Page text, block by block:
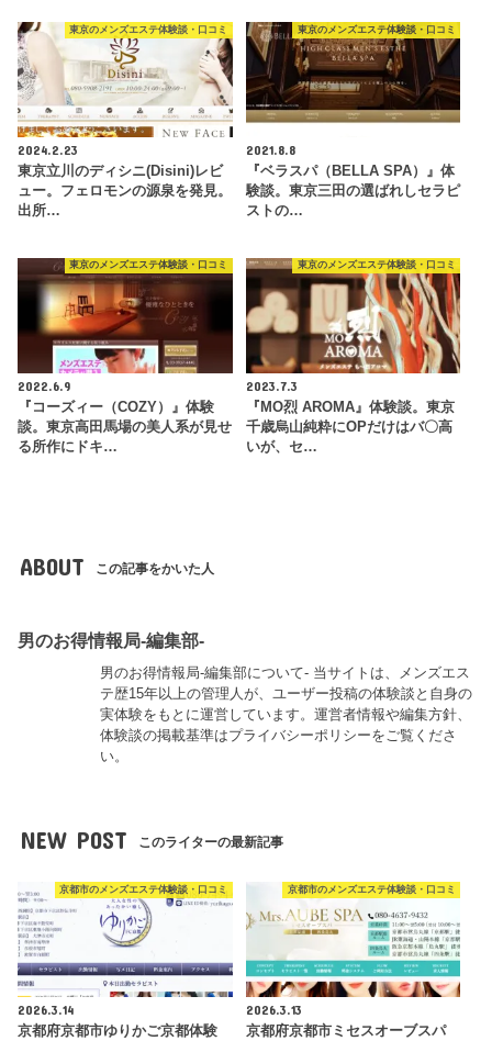
東京のメンズエステ体験談・口コミ
2024.2.23
東京立川のディシニ(Disini)レビ
ュー。フェロモンの源泉を発見。
出所…
東京のメンズエステ体験談・口コミ
2021.8.8
『ベラスパ（BELLA SPA）』体
験談。東京三田の選ばれしセラピ
ストの…
東京のメンズエステ体験談・口コミ
2022.6.9
『コーズィー（COZY）』体験
談。東京高田馬場の美人系が見せ
る所作にドキ…
東京のメンズエステ体験談・口コミ
2023.7.3
『MO烈 AROMA』体験談。東京
千歳烏山純粋にOPだけはバ〇高
いが、セ…
ABOUT この記事をかいた人
男のお得情報局-編集部-
男のお得情報局-編集部について- 当サイトは、メンズエス
テ歴15年以上の管理人が、ユーザー投稿の体験談と自身の
実体験をもとに運営しています。運営者情報や編集方針、
体験談の掲載基準はプライバシーポリシーをご覧くださ
い。
NEW POST このライターの最新記事
京都市のメンズエステ体験談・口コミ
2026.3.14
京都府京都市ゆりかご京都体験
京都市のメンズエステ体験談・口コミ
2026.3.13
京都府京都市ミセスオーブスパ